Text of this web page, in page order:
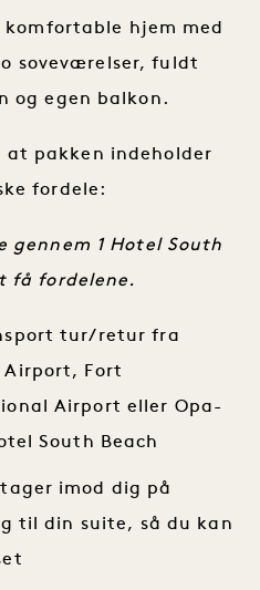
hjem med
soveværelser, fuldt
og egen balkon.
at pakken indeholder
fordele:
gennem 1 Hotel South
få fordelene.
tur/retur fra
Fort
Airport eller Opa-
South Beach
imod dig på
til din suite, så du kan